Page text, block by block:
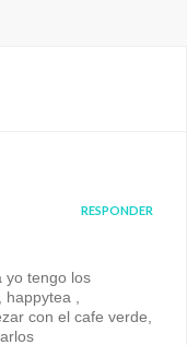
RESPONDER
yo tengo los
,
con el cafe verde,